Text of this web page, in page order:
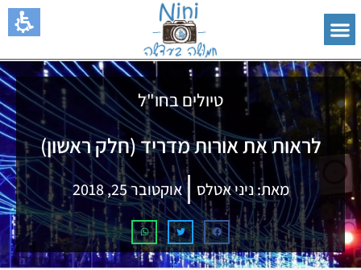
טיולים בחו"ל
לראות את אורות מדריד (חלק ראשון)
מאת:ניני אטלס אוקטובר 25, 2018